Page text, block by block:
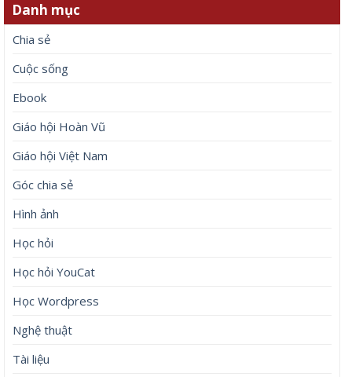
Danh mục
Chia sẻ
Cuộc sống
Ebook
Giáo hội Hoàn Vũ
Giáo hội Việt Nam
Góc chia sẻ
Hình ảnh
Học hỏi
Học hỏi YouCat
Học Wordpress
Nghệ thuật
Tài liệu